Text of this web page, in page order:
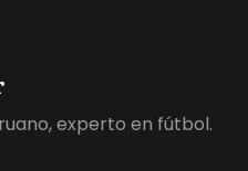
experto en fútbol.